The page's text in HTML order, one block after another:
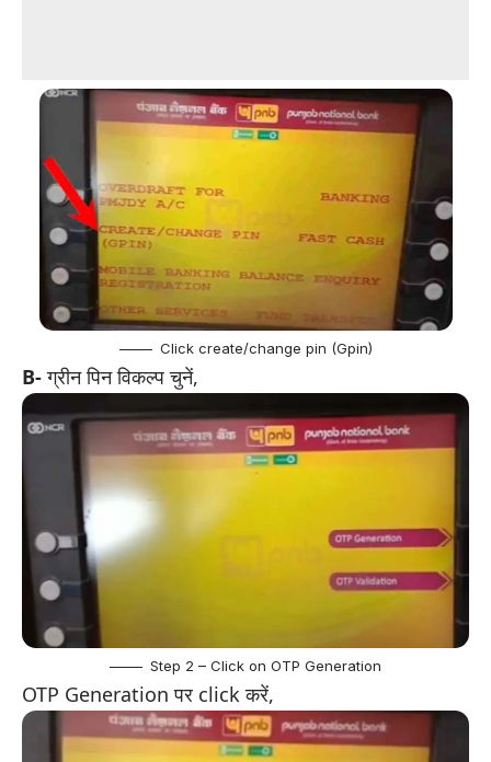
Click create/change pin (Gpin)
B-ग्रीन पिन विकल्प चुनें,
Step 2 – Click on OTP Generation
OTP Generation पर click करें,